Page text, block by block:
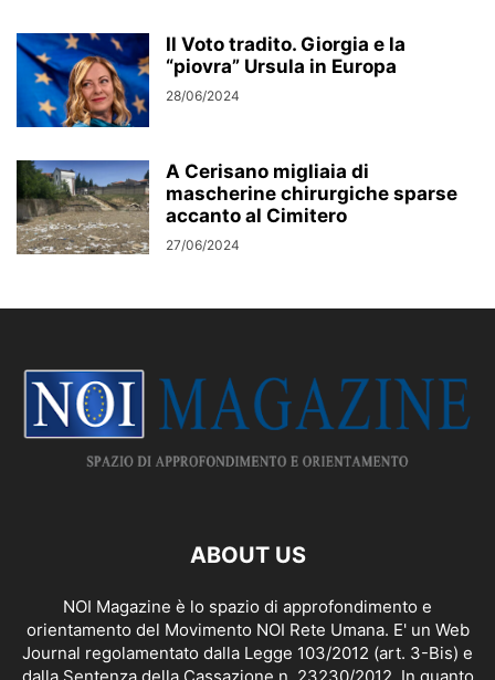
Il Voto tradito. Giorgia e la
“piovra” Ursula in Europa
28/06/2024
A Cerisano migliaia di
mascherine chirurgiche sparse
accanto al Cimitero
27/06/2024
ABOUT US
NOI Magazine è lo spazio di approfondimento e
orientamento del Movimento NOI Rete Umana. E' un Web
Journal regolamentato dalla Legge 103/2012 (art. 3-Bis) e